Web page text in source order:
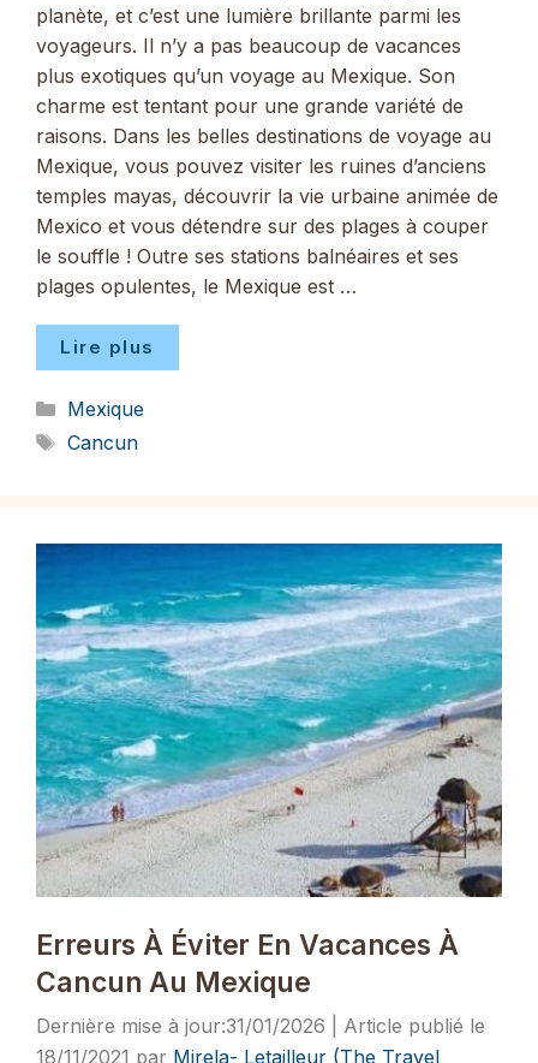
planète, et c’est une lumière brillante parmi les
voyageurs. Il n’y a pas beaucoup de vacances
plus exotiques qu’un voyage au Mexique. Son
charme est tentant pour une grande variété de
raisons. Dans les belles destinations de voyage au
Mexique, vous pouvez visiter les ruines d’anciens
temples mayas, découvrir la vie urbaine animée de
Mexico et vous détendre sur des plages à couper
le souffle ! Outre ses stations balnéaires et ses
plages opulentes, le Mexique est …
Lire plus
Catégories
Mexique
Étiquettes
Cancun
Erreurs À Éviter En Vacances À
Cancun Au Mexique
31/01/2026
18/11/2021 par Mirela- Letailleur (The Travel